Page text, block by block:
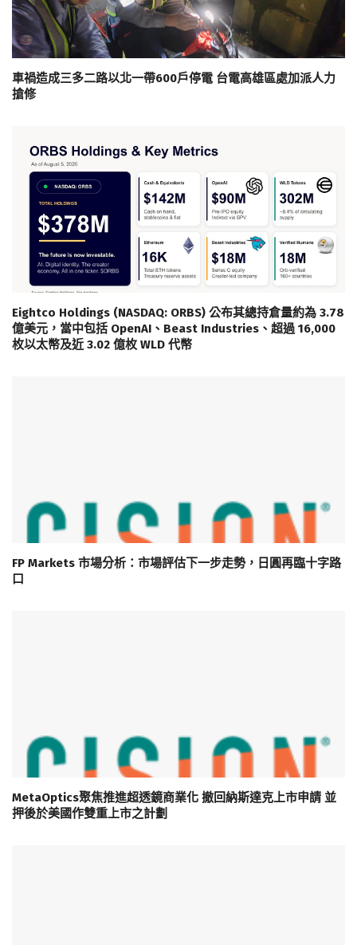
車禍造成三多二路以北一帶600戶停電 台電高雄區處加派人力
搶修
Eightco Holdings (NASDAQ: ORBS) 公布其總持倉量約為 3.78
億美元，當中包括 OpenAI、Beast Industries、超過 16,000
枚以太幣及近 3.02 億枚 WLD 代幣
FP Markets 市場分析：市場評估下一步走勢，日圓再臨十字路
口
MetaOptics聚焦推進超透鏡商業化 撤回納斯達克上市申請 並
押後於美國作雙重上市之計劃